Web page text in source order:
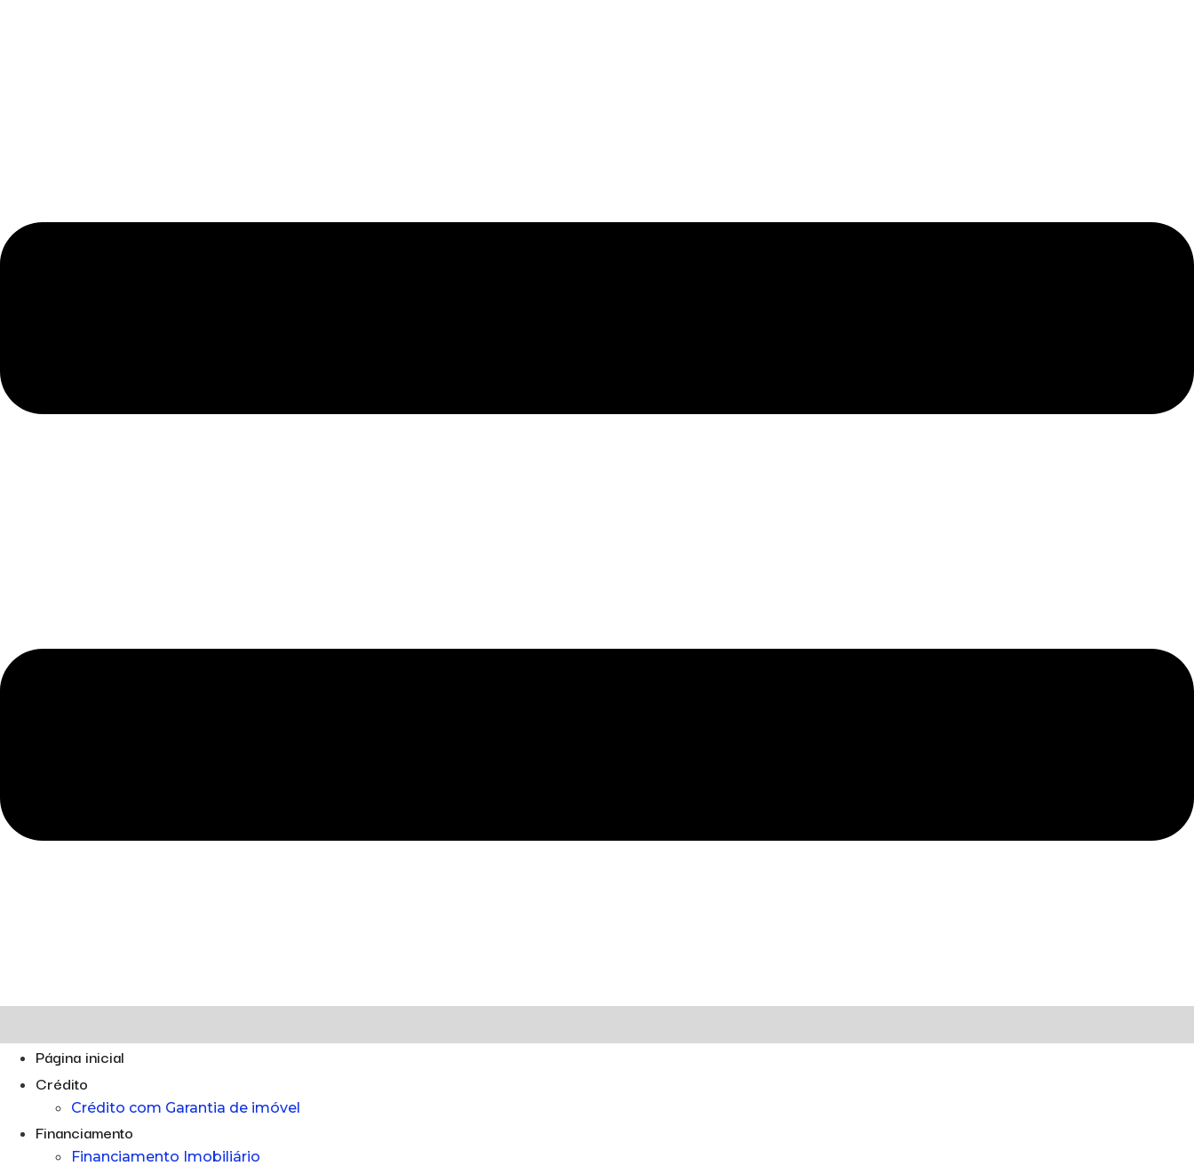
Página inicial
Crédito
Crédito com Garantia de imóvel
Financiamento
Financiamento Imobiliário